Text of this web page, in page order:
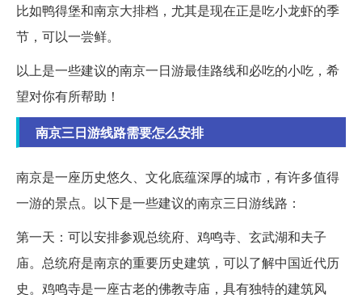
比如鸭得堡和南京大排档，尤其是现在正是吃小龙虾的季
节，可以一尝鲜。
以上是一些建议的南京一日游最佳路线和必吃的小吃，希
望对你有所帮助！
南京三日游线路需要怎么安排
南京是一座历史悠久、文化底蕴深厚的城市，有许多值得
一游的景点。以下是一些建议的南京三日游线路：
第一天：可以安排参观总统府、鸡鸣寺、玄武湖和夫子
庙。总统府是南京的重要历史建筑，可以了解中国近代历
史。鸡鸣寺是一座古老的佛教寺庙，具有独特的建筑风